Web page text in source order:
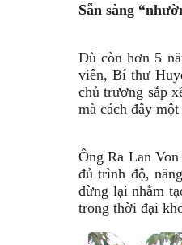
Sẵn sàng
Dù còn hơn 5
viên, Bí thư
chủ trương sắp
mà cách đây
Ông Ra Lan
đủ trình độ,
dừng lại nhằm
trong thời đại